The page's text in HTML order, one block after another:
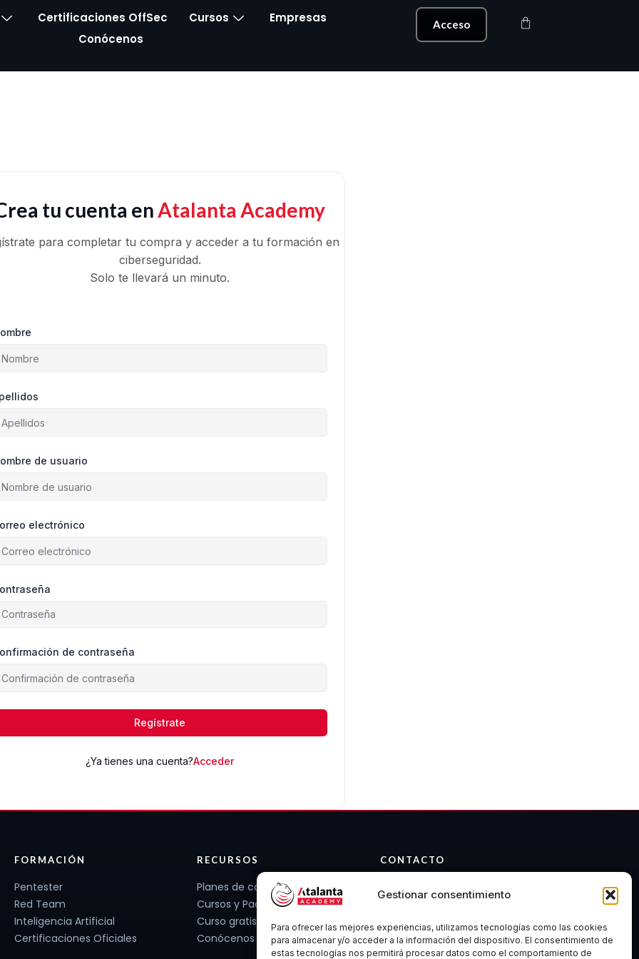
Gestionar consentimiento
Para ofrecer las mejores experiencias, utilizamos tecnologías como las cookies
para almacenar y/o acceder a la información del dispositivo. El consentimiento de
estas tecnologías nos permitirá procesar datos como el comportamiento de
Certificaciones OffSec Cursos
Empresas
Conócenos
Acceso Carrito
tu cuenta enAtalanta Academy
para completar tu compra y acceder a tu formación en
ciberseguridad.
Solo te llevará un minuto.
de usuario
electrónico
de contraseña
Regístrate
¿Ya tienes una cuenta?Acceder
FORMACIÓN
Pentester
Red Team
Inteligencia Artificial
Certificaciones Oficiales
RECURSOS
Planes de carrera
Cursos y Packs
Curso gratis
Conócenos
CONTACTO
Telegram
Madrid, España